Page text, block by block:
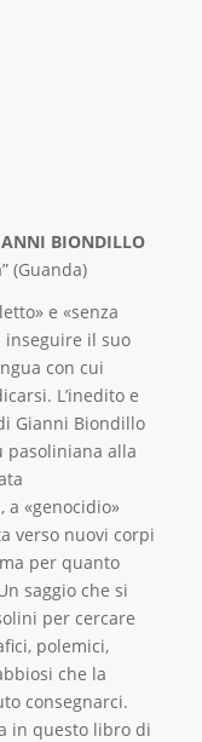
BIONDILLO
(Guanda)
e «senza
inseguire il suo
con cui
L’inedito e
Gianni Biondillo
pasoliniana alla
a «genocidio»
verso nuovi corpi
per quanto
saggio che si
per cercare
polemici,
che la
consegnarci.
in questo libro di